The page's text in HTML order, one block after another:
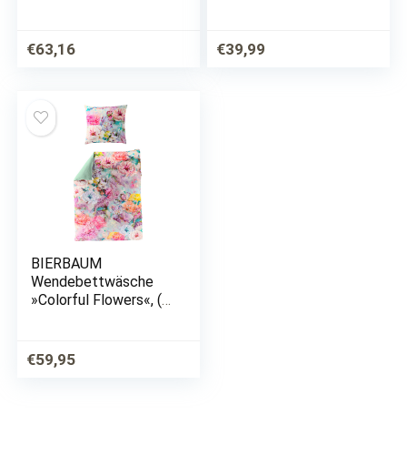
€63,16 €39,99
BIERBAUM
Wendebettwäsche
»Colorful Flowers«, (2
€59,95